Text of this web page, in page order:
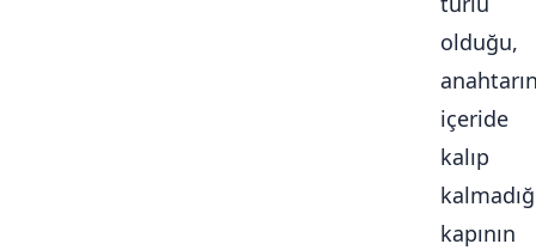
olduğu,
içeride
kalıp
kapının